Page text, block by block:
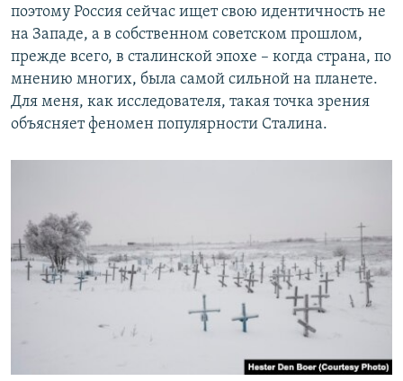
поэтому Россия сейчас ищет свою идентичность не
на Западе, а в собственном советском прошлом,
прежде всего, в сталинской эпохе – когда страна, по
мнению многих, была самой сильной на планете.
Для меня, как исследователя, такая точка зрения
объясняет феномен популярности Сталина.